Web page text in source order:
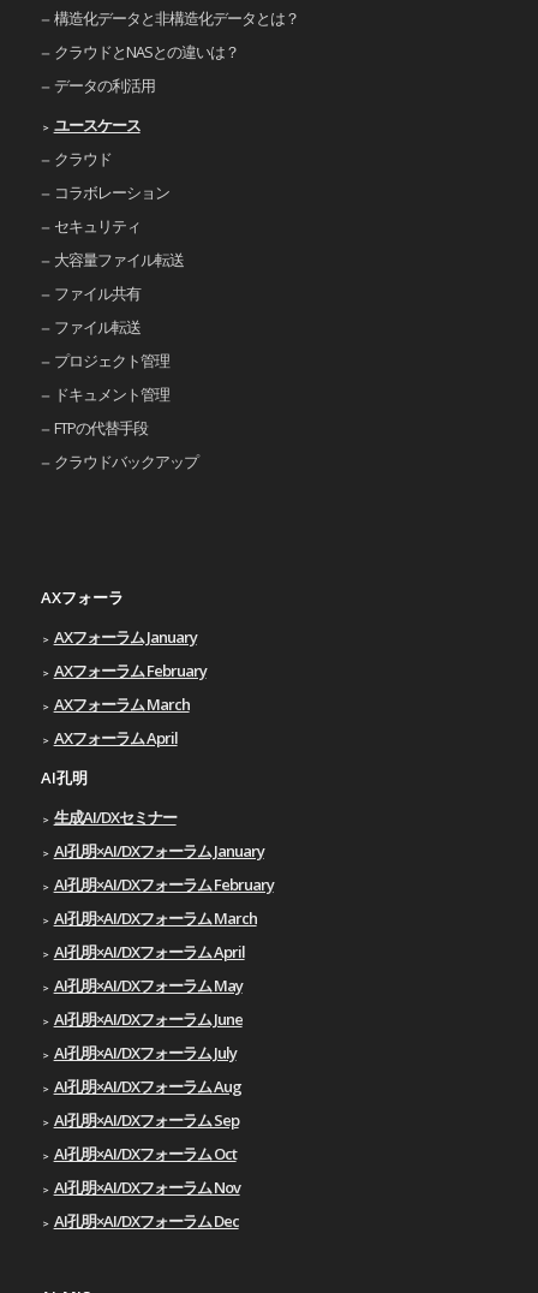
構造化データと非構造化データとは？
クラウドとNASとの違いは？
データの利活用
ユースケース
クラウド
コラボレーション
セキュリティ
大容量ファイル転送
ファイル共有
ファイル転送
プロジェクト管理
ドキュメント管理
FTPの代替手段
クラウドバックアップ
AXフォーラ
AXフォーラム January
AXフォーラム February
AXフォーラム March
AXフォーラム April
AI孔明
生成AI/DXセミナー
AI孔明×AI/DXフォーラム January
AI孔明×AI/DXフォーラム February
AI孔明×AI/DXフォーラム March
AI孔明×AI/DXフォーラム April
AI孔明×AI/DXフォーラム May
AI孔明×AI/DXフォーラム June
AI孔明×AI/DXフォーラム July
AI孔明×AI/DXフォーラム Aug
AI孔明×AI/DXフォーラム Sep
AI孔明×AI/DXフォーラム Oct
AI孔明×AI/DXフォーラム Nov
AI孔明×AI/DXフォーラム Dec